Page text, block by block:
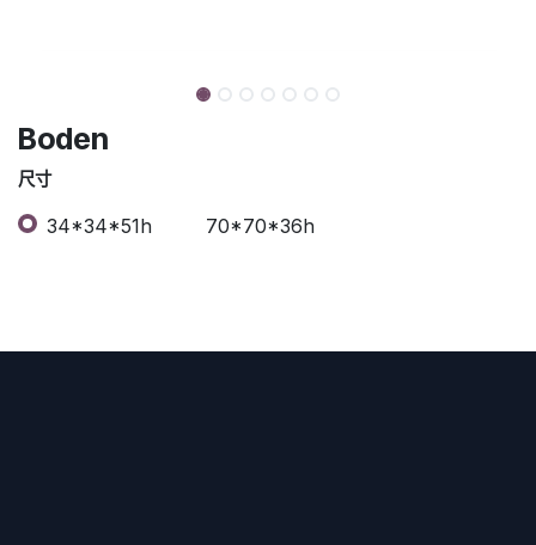
Boden
尺寸
34*34*51h 70*70*36h